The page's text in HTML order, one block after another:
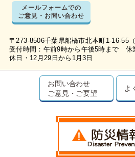
メールフォームでの
ご意見・お問い合わせ
〒273-8506千葉県船橋市北本町1-16-55
受付時間：午前9時から午後5時まで 休
休日・12月29日から1月3日
お問い合わせ
ご意見・ご要望
よ